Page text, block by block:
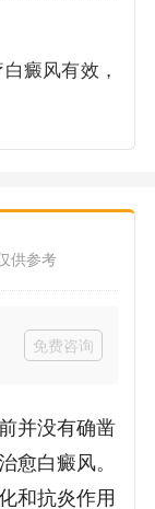
癜风有效，
供参考
免费咨询
并没有确凿
愈白癜风。
和抗炎作用